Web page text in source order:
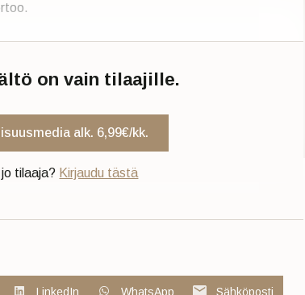
on vain tilaajille.
alk. 6,99€/kk.
tilaaja? Kirjaudu tästä
LinkedIn WhatsApp Sähköposti